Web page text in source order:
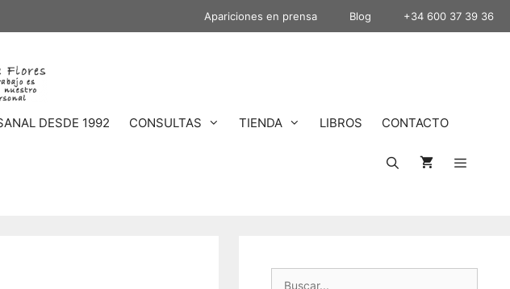
Apariciones en prensa Blog +34 600 37 39 36
DESDE 1992 CONSULTAS TIENDA LIBROS CONTACTO
Buscar: